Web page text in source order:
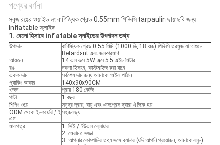
পণ্যের বর্ণনা
সবুজ রঙের ওয়াইড লং বাণিজ্যিক গ্রেড 0.55mm পিভিসি tarpaulin ছায়াছবি জন্য
Inflatable স্লাইড
1. বেলো হিসাবে inflatable স্লাইডের উৎপাদন তথ্য
উপাদান
বাণিজ্যিক গ্রেড 0.55 মিমি (1000 ডি, 18 ওজ) পিভিসি তরমুজ যা আগুনে
Retardant এবং জল-প্রমাণ
আয়তন
14 এল এক্স 5W এক্স 5.5 এইচ মিটার
রঙ
নকশা হিসাবে, কাস্টমাইজ করা যাবে
একক দাম
সর্বশেষ দাম জন্য আমাকে মেইল ​​পাঠান
প্যাকিং আকার
140x90x90CM
ওজন
প্রায় 180 কেজি
পাটা
1 বছর
শিপিং ওয়ে
সমুদ্র দ্বারা, বায়ু এবং এক্সপ্রেস দ্বারা ঐচ্ছিক হয়
ODM থেকে ইনকয়েরি / ই
এম
সহজলভ্য
মালপত্র
1. সিই / ইউএল ব্লোয়ার
2. মেরামত সজ্জা
3. আপনার কোম্পানির তথ্য সঙ্গে ব্যানার (যদি আপনি প্রয়োজন, আমাকে বলুন)